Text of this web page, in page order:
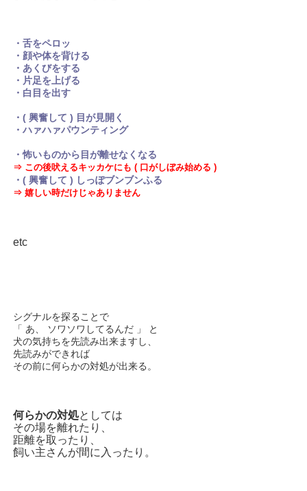
・舌をペロッ
・顔や体を背ける
・あくびをする
・片足を上げる
・白目を出す
・( 興奮して ) 目が見開く
・ハァハァパウンティング
・怖いものから目が離せなくなる
⇒ この後吠えるキッカケにも ( 口がしぼみ始める )
・( 興奮して ) しっぽブンブンふる
⇒ 嬉しい時だけじゃありません
etc
シグナルを探ることで
「 あ、 ソワソワしてるんだ 」 と
犬の気持ちを先読み出来ますし、
先読みができれば
その前に何らかの対処が出来る。
何らかの対処としては
その場を離れたり、
距離を取ったり、
飼い主さんが間に入ったり。